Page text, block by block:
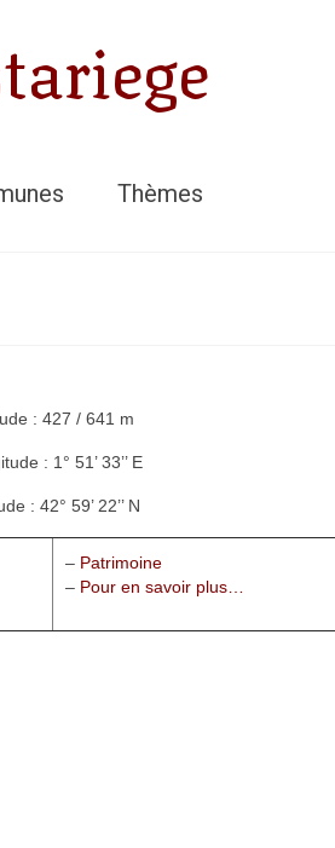
Thèmes
: 427 / 641 m
: 1° 51’ 33’’ E
: 42° 59’ 22’’ N
– Patrimoine
– Pour en savoir plus…